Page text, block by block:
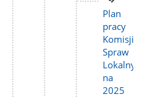
do
Plan
pracy
Komisji
Spraw
na
2025